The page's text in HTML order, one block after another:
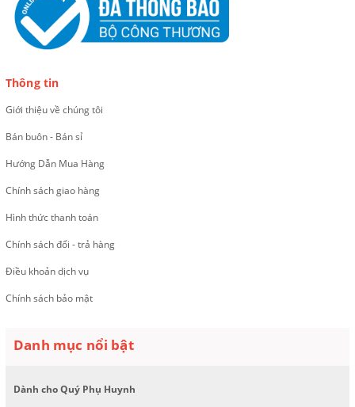
Thông tin
Giới thiệu về chúng tôi
Bán buôn - Bán sỉ
Hướng Dẫn Mua Hàng
Chính sách giao hàng
Hình thức thanh toán
Chính sách đổi - trả hàng
Điều khoản dịch vụ
Chính sách bảo mật
Danh mục nổi bật
Dành cho Quý Phụ Huynh